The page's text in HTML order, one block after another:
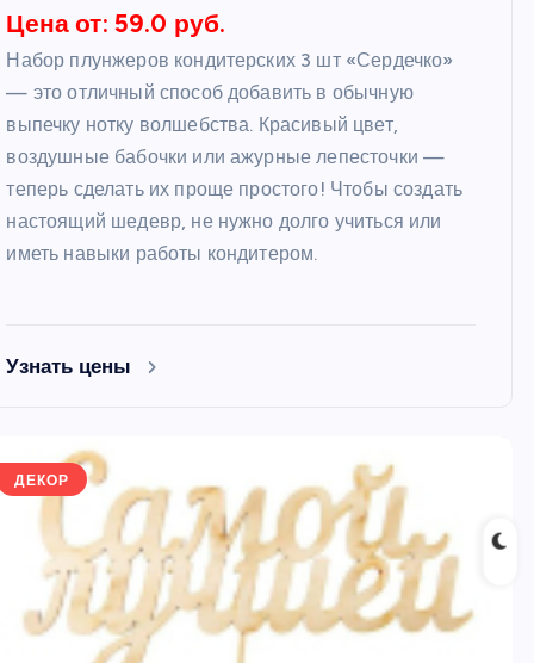
Цена от: 59.0 руб.
Набор плунжеров кондитерских 3 шт «Сердечко»
— это отличный способ добавить в обычную
выпечку нотку волшебства. Красивый цвет,
воздушные бабочки или ажурные лепесточки —
теперь сделать их проще простого! Чтобы создать
настоящий шедевр, не нужно долго учиться или
иметь навыки работы кондитером.
Узнать цены
ДЕКОР